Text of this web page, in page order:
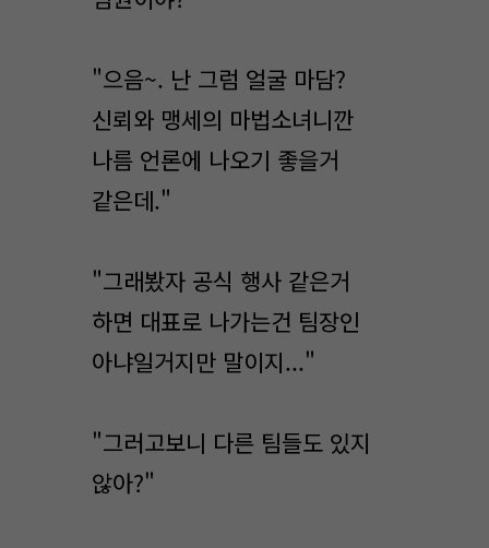
"으음~. 난 그럼 얼굴 마담?
신뢰와 맹세의 마법소녀니깐
나름 언론에 나오기 좋을거
같은데."
"그래봤자 공식 행사 같은거
하면 대표로 나가는건 팀장인
아냐일거지만 말이지..."
"그러고보니 다른 팀들도 있지
않아?"